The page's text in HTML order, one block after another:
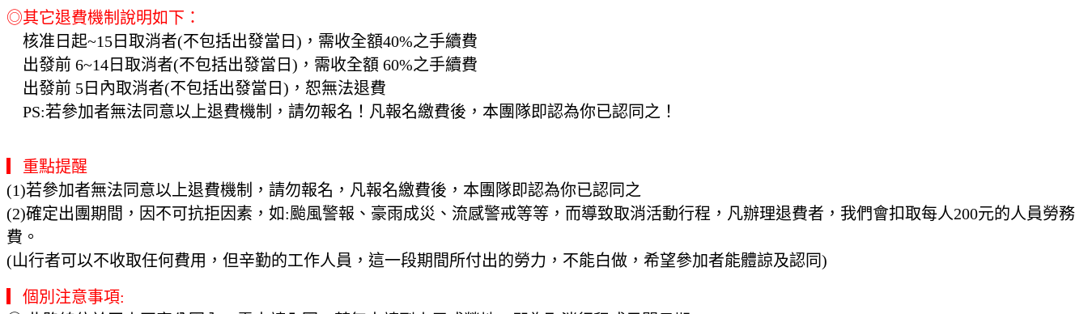
◎其它退費機制說明如下：
核准日起~15日取消者(不包括出發當日)，需收全額40%之手續費
出發前 6~14日取消者(不包括出發當日)，需收全額 60%之手續費
出發前 5日內取消者(不包括出發當日)，恕無法退費
PS:若參加者無法同意以上退費機制，請勿報名！凡報名繳費後，本團隊即認為你已認同之！
▎重點提醒
(1)若參加者無法同意以上退費機制，請勿報名，凡報名繳費後，本團隊即認為你已認同之
(2)確定出團期間，因不可抗拒因素，如:颱風警報、豪雨成災、流感警戒等等，而導致取消活動行程，凡辦理退費者，我們會扣取每人200元的人員勞務
費。
(山行者可以不收取任何費用，但辛勤的工作人員，這一段期間所付出的勞力，不能白做，希望參加者能體諒及認同)
▎個別注意事項: